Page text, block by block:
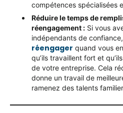
compétences spécialisées
Réduire le temps de
réengagement : Si vous
indépendants de
réengager quand vous
qu’ils travaillent fort et
de votre entreprise. Cela
donne un travail de
ramenez des talents